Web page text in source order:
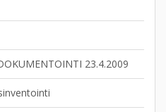
23.4.2009